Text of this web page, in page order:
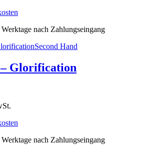
Werktage nach Zahlungseingang
Second Hand
Glorification
Werktage nach Zahlungseingang